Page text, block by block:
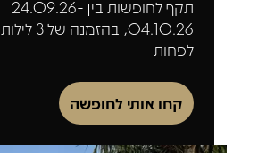
תקף לחופשות בין 24.09.26-
04.10.26, בהזמנה של 3 לילות
לפחות
קחו אותי לחופשה